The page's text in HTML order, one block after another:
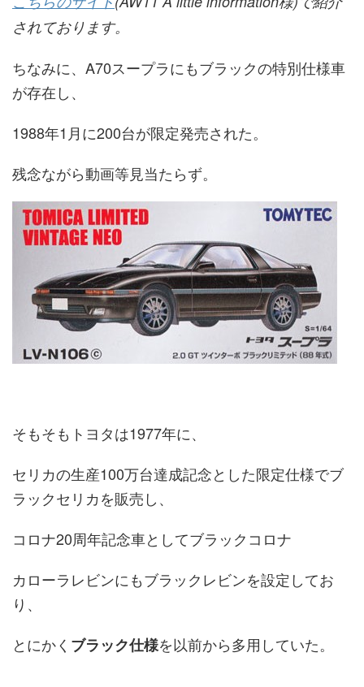
されております。
ちなみに、A70スープラにもブラックの特別仕様車
が存在し、
1988年1月に200台が限定発売された。
残念ながら動画等見当たらず。
そもそもトヨタは1977年に、
セリカの生産100万台達成記念とした限定仕様でブ
ラックセリカを販売し、
コロナ20周年記念車としてブラックコロナ
カローラレビンにもブラックレビンを設定してお
り、
とにかく ブラック仕様を以前から多用していた。